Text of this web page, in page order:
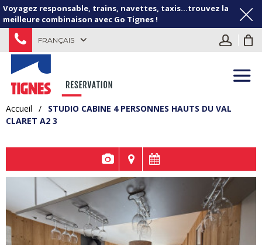
Voyagez responsable, trains, navettes, taxis...trouvez la
meilleure combinaison avec Go Tignes !
FRANÇAIS
Accueil /
STUDIO CABINE 4 PERSONNES HAUTS DU VAL
CLARET A2 3